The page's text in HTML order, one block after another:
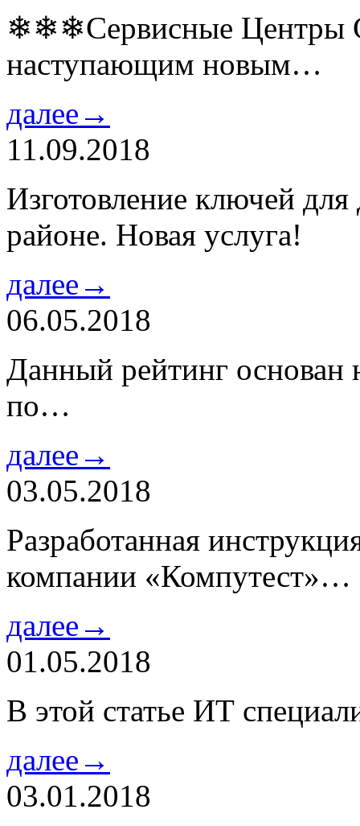
❄❄❄Сервисные Центры
наступающим новым…
далее→
11.09.2018
Изготовление ключей
районе. Новая услуга!
далее→
06.05.2018
Данный рейтинг основан
по…
далее→
03.05.2018
Разработанная
компании «Компутест»…
далее→
01.05.2018
В этой статье ИТ
далее→
03.01.2018